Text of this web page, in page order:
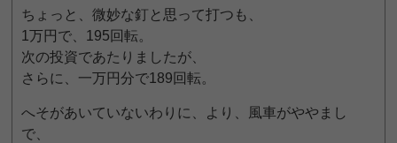
ちょっと、微妙な釘と思って打つも、
1万円で、195回転。
次の投資であたりましたが、
さらに、一万円分で189回転。
へそがあいていないわりに、より、風車がややまし
で、